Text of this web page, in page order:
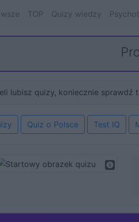
TOP Quizy wiedzy
lubisz quizy, koniecznie sprawdź
Quiz o Polsce Test IQ